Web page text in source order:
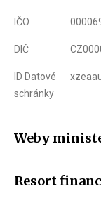
IČO
DIČ
ID Datové
schránky
Weby
Resort